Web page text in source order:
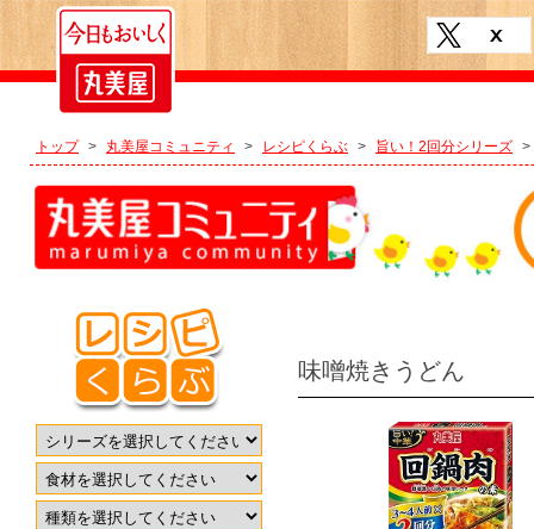
トップ > 丸美屋コミュニティ > レシピくらぶ > 旨い！2回分シリーズ >
味噌焼きうどん